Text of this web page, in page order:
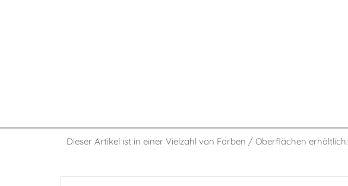
Dieser Artikel ist in einer Vielzahl von Farben / Oberflächen erhältlich: